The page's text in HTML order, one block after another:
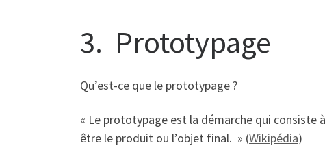
3. Prototypage
Qu’est-ce que le prototypage ?
« Le prototypage est la démarche qui
être le produit ou l’objet final. » (Wikipédia)